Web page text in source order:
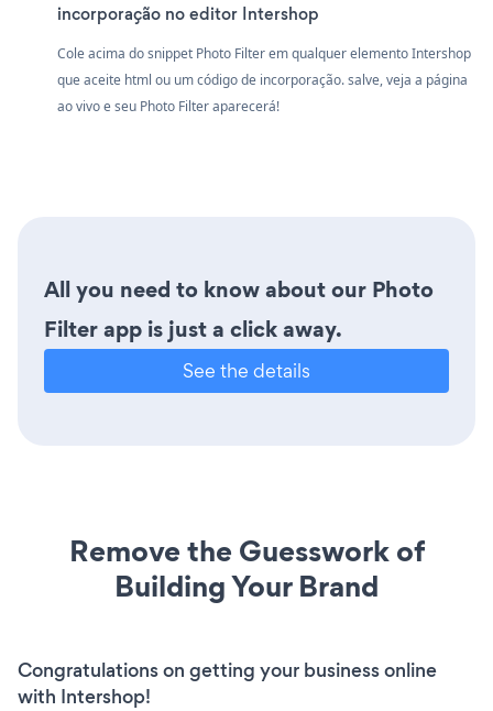
incorporação no editor Intershop
Cole acima do snippet Photo Filter em qualquer elemento Intershop
que aceite html ou um código de incorporação. salve, veja a página
ao vivo e seu Photo Filter aparecerá!
All you need to know about our Photo
Filter app is just a click away.
See the details
Remove the Guesswork of
Building Your Brand
Congratulations on getting your business online
with Intershop!